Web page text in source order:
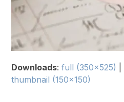
Downloads:full (350x525)
thumbnail (150x150)